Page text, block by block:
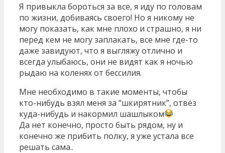
Я привыкла бороться за все, я иду по головам
по жизни, добиваясь своего! Но я никому не
могу показать, как мне плохо и страшно, я ни
перед кем не могу заплакать, все мне где-то
даже завидуют, что я выгляжу отлично и
всегда улыбаюсь, они не видят как я ночью
рыдаю на коленях от бессилия.
Мне необходимо в такие моменты, чтобы
кто-нибудь взял меня за “шкирятник”, отвёз
куда-нибудь и накормил шашлыком
Да нет конечно, просто быть рядом, ну и
конечно же прибить полку, я уже устала все
решать сама..